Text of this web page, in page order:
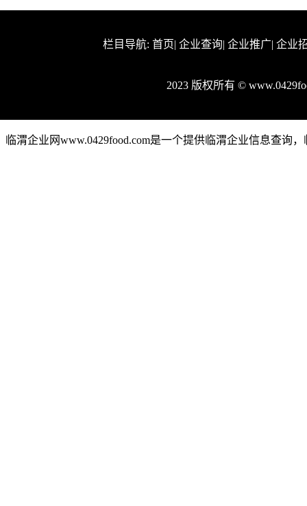
栏目导航: 首页| 企业查询| 企业推广| 企业
2023 版权所有 ©
临渭企业网www.0429food.com是一个提供临渭企业信息查